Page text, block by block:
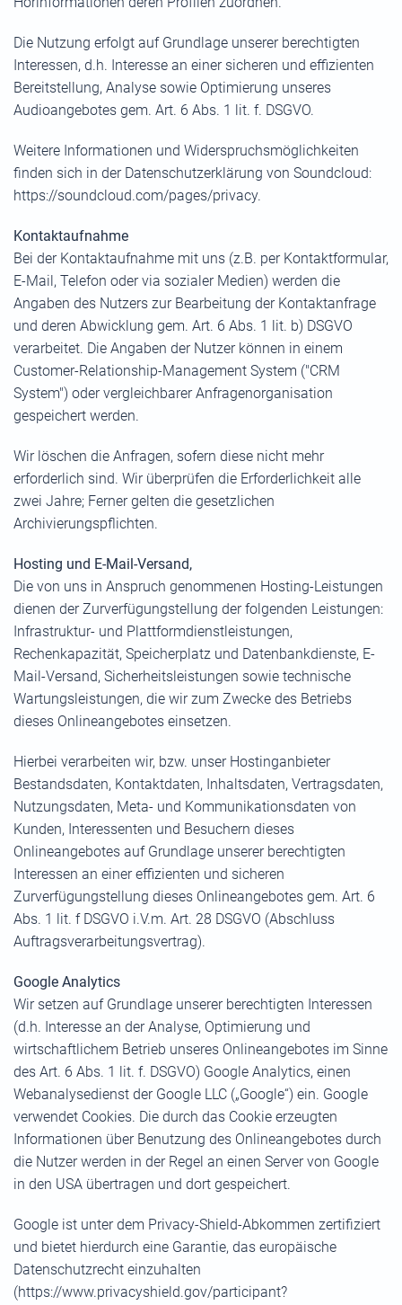
Die Nutzung erfolgt auf Grundlage unserer berechtigten
Interessen, d.h. Interesse an einer sicheren und effizienten
Bereitstellung, Analyse sowie Optimierung unseres
Audioangebotes gem. Art. 6 Abs. 1 lit. f. DSGVO.
Weitere Informationen und Widerspruchsmöglichkeiten
finden sich in der Datenschutzerklärung von Soundcloud:
https://soundcloud.com/pages/privacy.
Kontaktaufnahme
Bei der Kontaktaufnahme mit uns (z.B. per Kontaktformular,
E-Mail, Telefon oder via sozialer Medien) werden die
Angaben des Nutzers zur Bearbeitung der Kontaktanfrage
und deren Abwicklung gem. Art. 6 Abs. 1 lit. b) DSGVO
verarbeitet. Die Angaben der Nutzer können in einem
Customer-Relationship-Management System ("CRM
System") oder vergleichbarer Anfragenorganisation
gespeichert werden.
Wir löschen die Anfragen, sofern diese nicht mehr
erforderlich sind. Wir überprüfen die Erforderlichkeit alle
zwei Jahre; Ferner gelten die gesetzlichen
Archivierungspflichten.
Hosting und E-Mail-Versand,
Die von uns in Anspruch genommenen Hosting-Leistungen
dienen der Zurverfügungstellung der folgenden Leistungen:
Infrastruktur- und Plattformdienstleistungen,
Rechenkapazität, Speicherplatz und Datenbankdienste, E-
Mail-Versand, Sicherheitsleistungen sowie technische
Wartungsleistungen, die wir zum Zwecke des Betriebs
dieses Onlineangebotes einsetzen.
Hierbei verarbeiten wir, bzw. unser Hostinganbieter
Bestandsdaten, Kontaktdaten, Inhaltsdaten, Vertragsdaten,
Nutzungsdaten, Meta- und Kommunikationsdaten von
Kunden, Interessenten und Besuchern dieses
Onlineangebotes auf Grundlage unserer berechtigten
Interessen an einer effizienten und sicheren
Zurverfügungstellung dieses Onlineangebotes gem. Art. 6
Abs. 1 lit. f DSGVO i.V.m. Art. 28 DSGVO (Abschluss
Auftragsverarbeitungsvertrag).
Google Analytics
Wir setzen auf Grundlage unserer berechtigten Interessen
(d.h. Interesse an der Analyse, Optimierung und
wirtschaftlichem Betrieb unseres Onlineangebotes im Sinne
des Art. 6 Abs. 1 lit. f. DSGVO) Google Analytics, einen
Webanalysedienst der Google LLC („Google“) ein. Google
verwendet Cookies. Die durch das Cookie erzeugten
Informationen über Benutzung des Onlineangebotes durch
die Nutzer werden in der Regel an einen Server von Google
in den USA übertragen und dort gespeichert.
Google ist unter dem Privacy-Shield-Abkommen zertifiziert
und bietet hierdurch eine Garantie, das europäische
Datenschutzrecht einzuhalten
(https://www.privacyshield.gov/participant?